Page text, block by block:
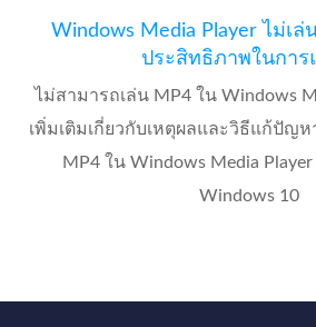
Windows Media Player ไม่เล่
ประสิทธิภาพในการ
ไม่สามารถเล่น MP4 ใน Windows
เพิ่มเติมเกี่ยวกับเหตุผลและวิธีแก้ปัญ
MP4 ใน Windows Media
Windows 10